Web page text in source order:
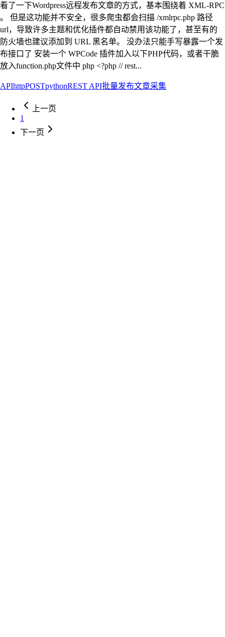
看了一下Wordpress远程发布文章的方式，基本围绕着 XML-RPC
。 但是这功能并不安全，很多爬虫都会扫描 /xmlrpc.php 路径
url，导致许多主题和优化插件都自动禁用该功能了，甚至有的
防火墙也建议添加到 URL 黑名单。 没办法只能手写暴露一个发
布接口了 安装一个 WPCode 插件加入以下PHP代码，或者干脆
放入function.php文件中 php <?php // rest...
APIhttpPOSTpythonREST API批量发布文章采集
上一页
1
下一页